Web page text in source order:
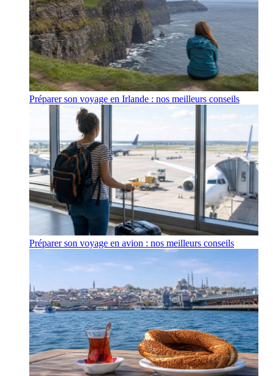
Préparer son voyage en Irlande : nos meilleurs conseils
Préparer son voyage en avion : nos meilleurs conseils